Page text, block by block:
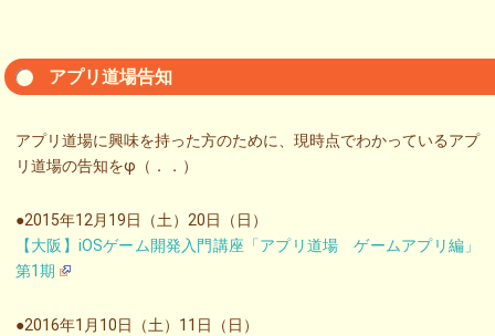
アプリ道場告知
アプリ道場に興味を持った方のために、現時点でわかっているアプ
リ道場の告知をφ（．．）
●2015年12月19日（土）20日（日）
【大阪】iOSゲーム開発入門講座「アプリ道場 ゲームアプリ編」
第1期
●2016年1月10日（土）11日（日）